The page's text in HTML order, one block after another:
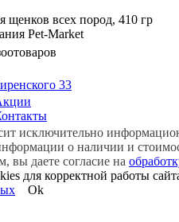
щенков всех пород, 410 гр
Pet-Market
33
исключительно
о наличии и
вы даете согласие на
для корректной работы
Ok